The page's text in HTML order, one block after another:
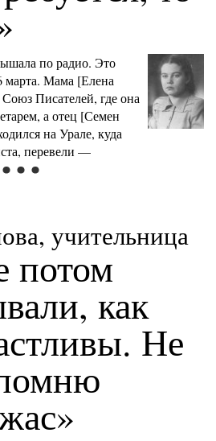
по радио. Это
марта. Мама [Елена
Писателей, где она
а отец [Семен
на Урале, куда
перевели —
учительница
потом
как
Не